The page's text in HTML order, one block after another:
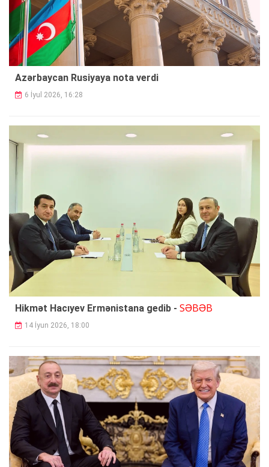
Azərbaycan Rusiyaya nota verdi
6 İyul 2026, 16:28
Hikmət Hacıyev Ermənistana gedib - SƏBƏB
14 İyun 2026, 18:00